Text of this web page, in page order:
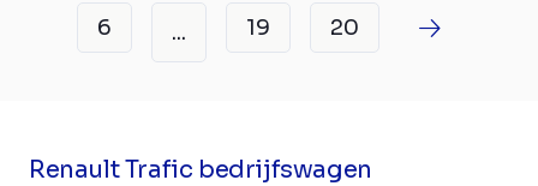
6 ... 19 20
Renault Trafic bedrijfswagen